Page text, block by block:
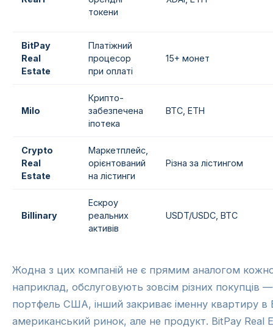
токени
BitPay
Real
Estate
Платіжний
процесор
при оплаті
15+ монет
Milo
Крипто-
забезпечена
іпотека
BTC, ETH
Crypto
Real
Estate
Маркетплейс,
орієнтований
на лістинги
Різна за лістингом
Billinary
Ескроу
реальних
активів
USDT/USDC, BTC
Жодна з цих компаній не є прямим аналогом
наприклад, обслуговують зовсім різних покупців
портфель США, інший закриває іменну квартиру в
американський ринок, але не продукт. BitPay Real